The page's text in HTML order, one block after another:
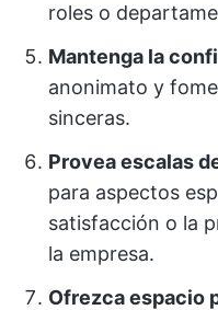
roles o
Mantenga la
anonimato y
sinceras.
Provea escalas
para aspectos
satisfacción o la
la empresa.
Ofrezca espacio